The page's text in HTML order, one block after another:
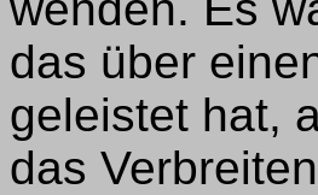
das über
geleistet hat,
das